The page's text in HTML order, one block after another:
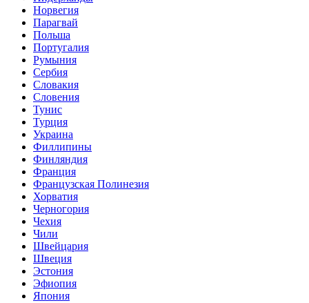
Норвегия
Парагвай
Польша
Португалия
Румыния
Сербия
Словакия
Словения
Тунис
Турция
Украина
Филлипины
Финляндия
Франция
Французская Полинезия
Хорватия
Черногория
Чехия
Чили
Швейцария
Швеция
Эстония
Эфиопия
Япония